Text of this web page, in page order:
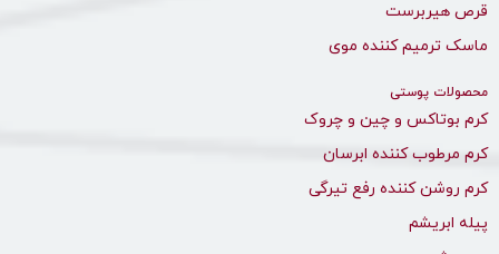
قرص هیربرست
ماسک ترمیم کننده موی
محصولات پوستی
کرم بوتاکس و چین و چروک
کرم مرطوب کننده ابرسان
کرم روشن کننده رفع تیرگی
پیله ابریشم